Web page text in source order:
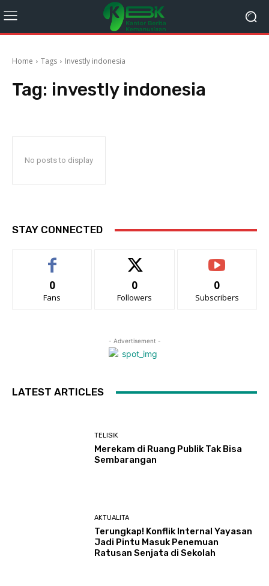
Home Tags Investly indonesia
Tag: investly indonesia
No posts to display
STAY CONNECTED
0
Fans
0
Followers
0
Subscribers
- Advertisement -
LATEST ARTICLES
TELISIK
Merekam di Ruang Publik Tak Bisa
Sembarangan
AKTUALITA
Terungkap! Konflik Internal Yayasan
Jadi Pintu Masuk Penemuan
Ratusan Senjata di Sekolah